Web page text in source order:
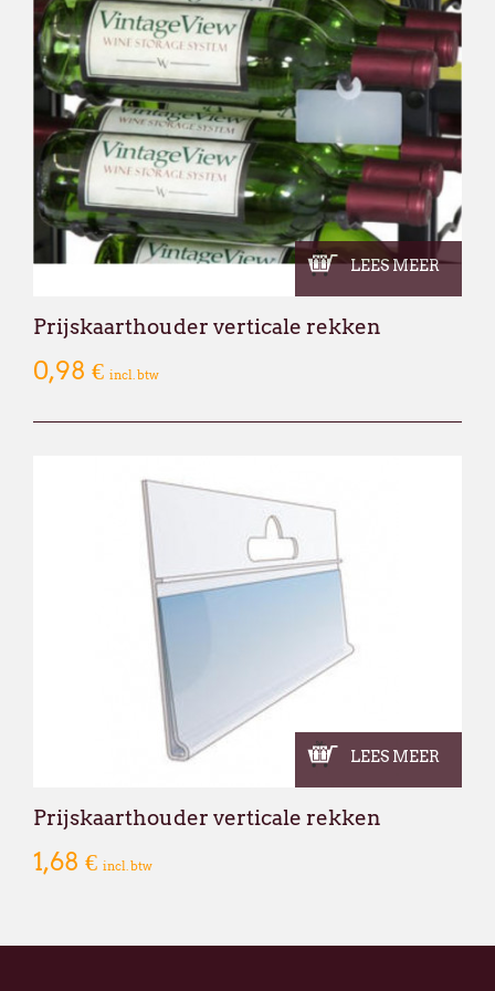
LEES MEER
Prijskaarthouder verticale rekken
0,98 € incl. btw
LEES MEER
Prijskaarthouder verticale rekken
1,68 € incl. btw